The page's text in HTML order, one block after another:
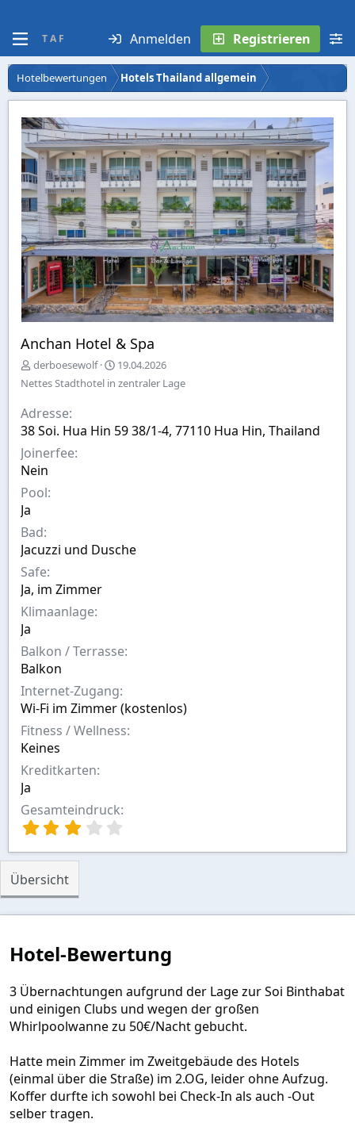
T A F Anmelden Registrieren
Hotelbewertungen Hotels Thailand allgemein
Anchan Hotel & Spa
E
r
t
e
l
l
v
o
derboesewolf
A
u
h
19.04.2026
Nettes Stadthotel in zentraler Lage
Adresse
38 Soi. Hua Hin 59 38/1-4, 77110 Hua Hin, Thailand
Joinerfee
Nein
Pool
Ja
Bad
Jacuzzi und Dusche
Safe
Ja, im Zimmer
Klimaanlage
Ja
Balkon / Terrasse
Balkon
Internet-Zugang
Wi-Fi im Zimmer (kostenlos)
Fitness / Wellness
Keines
Kreditkarten
Ja
Gesamteindruck
0
e
n
(
)
Übersicht
Hotel-Bewertung
3 Übernachtungen aufgrund der Lage zur Soi Binthabat
und einigen Clubs und wegen der großen
Whirlpoolwanne zu 50€/Nacht gebucht.
Hatte mein Zimmer im Zweitgebäude des Hotels
(einmal über die Straße) im 2.OG, leider ohne Aufzug.
Koffer durfte ich sowohl bei Check-In als auch -Out
selber tragen.